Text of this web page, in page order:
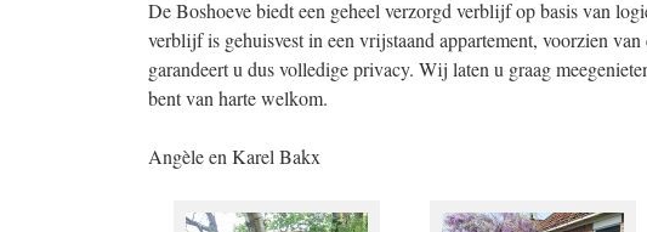
De Boshoeve biedt een geheel verzorgd verblijf op basis van
verblijf is gehuisvest in een vrijstaand appartement, voorzien
garandeert u dus volledige privacy. Wij laten u graag
bent van harte welkom.
Angèle en Karel Bakx